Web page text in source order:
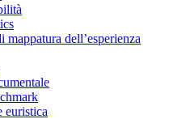
mappatura dell’esperienza
euristica